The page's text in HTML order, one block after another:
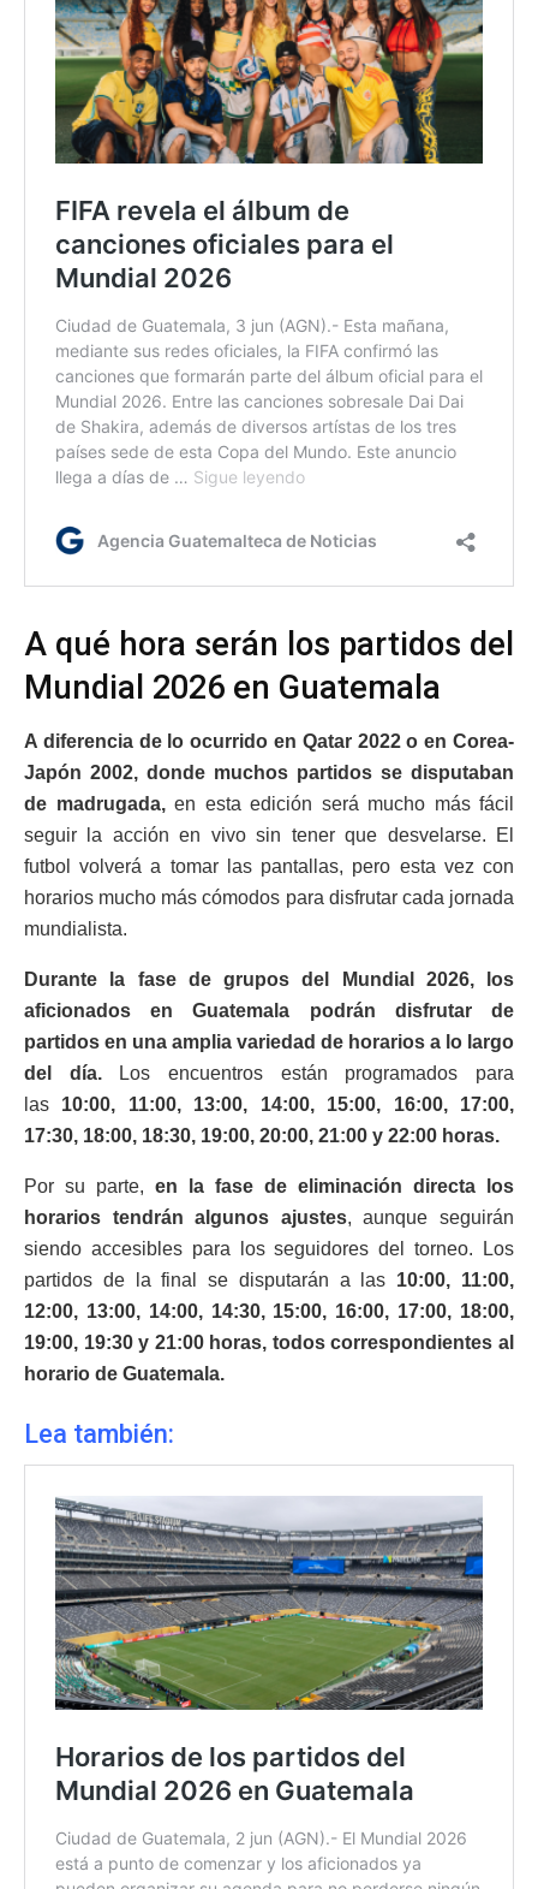
A qué hora serán los partidos del
Mundial 2026 en Guatemala
A diferencia de lo ocurrido en Qatar 2022 o en Corea-
Japón 2002, donde muchos partidos se disputaban
de madrugada,en esta edición será mucho más fácil
seguir la acción en vivo sin tener que desvelarse. El
futbol volverá a tomar las pantallas, pero esta vez con
horarios mucho más cómodos para disfrutar cada jornada
mundialista.
Durante la fase de grupos del Mundial 2026, los
aficionados en Guatemala podrán disfrutar de
partidos en una amplia variedad de horarios a lo largo
del día.Los encuentros están programados para
las 10:00, 11:00, 13:00, 14:00, 15:00, 16:00, 17:00,
17:30, 18:00, 18:30, 19:00, 20:00, 21:00 y 22:00 horas.
Por su parte, en la fase de eliminación directa los
horarios tendrán algunos ajustes, aunque seguirán
siendo accesibles para los seguidores del torneo. Los
partidos de la final se disputarán a las 10:00, 11:00,
12:00, 13:00, 14:00, 14:30, 15:00, 16:00, 17:00, 18:00,
19:00, 19:30 y 21:00 horas, todos correspondientes al
horario de Guatemala.
Lea también: